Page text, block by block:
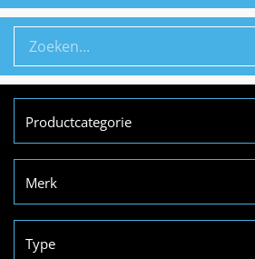
Productcategorie
Merk
Type